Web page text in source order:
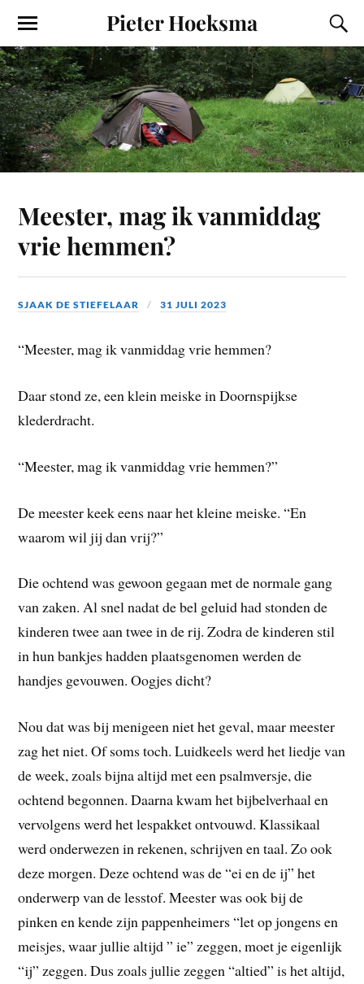
Pieter Hoeksma
Meester, mag ik vanmiddag
vrie hemmen?
SJAAK DE STIEFELAAR 31 JULI 2023
“Meester, mag ik vanmiddag vrie hemmen?
Daar stond ze, een klein meiske in Doornspijkse
klederdracht.
“Meester, mag ik vanmiddag vrie hemmen?”
De meester keek eens naar het kleine meiske. “En
waarom wil jij dan vrij?”
Die ochtend was gewoon gegaan met de normale gang
van zaken. Al snel nadat de bel geluid had stonden de
kinderen twee aan twee in de rij. Zodra de kinderen stil
in hun bankjes hadden plaatsgenomen werden de
handjes gevouwen. Oogjes dicht?
Nou dat was bij menigeen niet het geval, maar meester
zag het niet. Of soms toch. Luidkeels werd het liedje van
de week, zoals bijna altijd met een psalmversje, die
ochtend begonnen. Daarna kwam het bijbelverhaal en
vervolgens werd het lespakket ontvouwd. Klassikaal
werd onderwezen in rekenen, schrijven en taal. Zo ook
deze morgen. Deze ochtend was de “ei en de ij” het
onderwerp van de lesstof. Meester was ook bij de
pinken en kende zijn pappenheimers “let op jongens en
meisjes, waar jullie altijd ” ie” zeggen, moet je eigenlijk
“ij” zeggen. Dus zoals jullie zeggen “altied” is het altijd,